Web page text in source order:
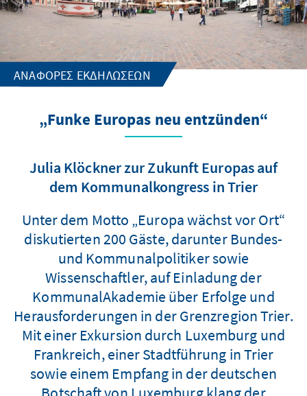
ΑΝΑΦΟΡΈΣ ΕΚΔΗΛΏΣΕΩΝ
„Funke Europas neu entzünden“
Julia Klöckner zur Zukunft Europas auf
dem Kommunalkongress in Trier
Unter dem Motto „Europa wächst vor Ort“
diskutierten 200 Gäste, darunter Bundes-
und Kommunalpolitiker sowie
Wissenschaftler, auf Einladung der
KommunalAkademie über Erfolge und
Herausforderungen in der Grenzregion Trier.
Mit einer Exkursion durch Luxemburg und
Frankreich, einer Stadtführung in Trier
sowie einem Empfang in der deutschen